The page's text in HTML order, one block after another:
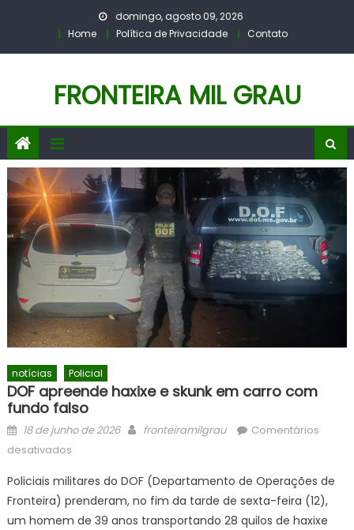
domingo, agosto 09, 2026
Home
Política de Privacidade Contato
FRONTEIRA MIL GRAU
notícias Policial
DOF apreende haxixe e skunk em carro com
fundo falso
Posted
on
18 de junho de 2026 Author
fronteiramilgrau
Comentários
desativadosem
apreende
haxixe
e
Policiais militares do DOF (Departamento de Operações de
Fronteira) prenderam, no fim da tarde de sexta-feira (12),
um homem de 39 anos transportando 28 quilos de haxixe